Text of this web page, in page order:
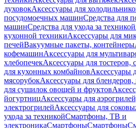
духовокАксессуары для
посудомоечных машинСредства для
машинСредства для ухода за техникой
кухонной техникиАксессуары для
печейВакуумные пакеты, контейнеры
кофемашинАксессуары для
хлебопечекАксессуары для тостеров,
для кухонных комбайновАксессуары
мясорубокАксессуары для блендеров,
для сушилок овощей и фруктов
йогуртницАксессуары для
электрогрилейАксессуары для
ухода за техникойСмартфоны, ТВ и
электроникаСмартфоныСмартфоны